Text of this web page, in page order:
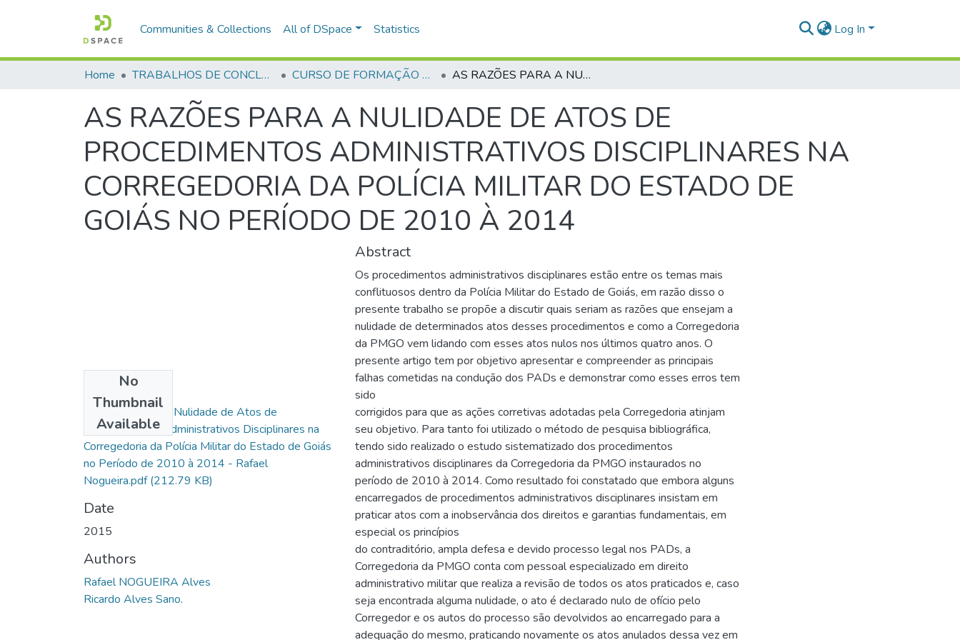
Communities & Collections All of DSpace Statistics Log In
Home TRABALHOS DE CONCLUSÃO DE CURSO - CFO (CURSO DE FORMAÇÃO DE OFICIAIS) CURSO DE FORMAÇÃO DE OFICIAIS - 42ª TURMA CFO – ASPIRANTES - 2015 AS RAZÕES PARA A NULIDADE DE ATOS DE PROCEDIMENTOS ADMINISTRATIVOS DISCIPLINARES NA CORREGEDORIA DA POLÍCIA MILITAR DO ESTADO DE GOIÁS NO PERÍODO DE 2010 À 2014
AS RAZÕES PARA A NULIDADE DE ATOS DE
PROCEDIMENTOS ADMINISTRATIVOS DISCIPLINARES NA
CORREGEDORIA DA POLÍCIA MILITAR DO ESTADO DE
GOIÁS NO PERÍODO DE 2010 À 2014
No
Thumbnail
Available
As Razões para a Nulidade de Atos de
Procedimentos Administrativos Disciplinares na
Corregedoria da Polícia Militar do Estado de Goiás
no Período de 2010 à 2014 - Rafael
Nogueira.pdf(212.79 KB)
Date
2015
Authors
Rafael NOGUEIRA Alves
Ricardo Alves Sano.
Abstract
Os procedimentos administrativos disciplinares estão entre os temas mais
conflituosos dentro da Polícia Militar do Estado de Goiás, em razão disso o
presente trabalho se propõe a discutir quais seriam as razões que ensejam a
nulidade de determinados atos desses procedimentos e como a Corregedoria
da PMGO vem lidando com esses atos nulos nos últimos quatro anos. O
presente artigo tem por objetivo apresentar e compreender as principais
falhas cometidas na condução dos PADs e demonstrar como esses erros tem
sido
corrigidos para que as ações corretivas adotadas pela Corregedoria atinjam
seu objetivo. Para tanto foi utilizado o método de pesquisa bibliográfica,
tendo sido realizado o estudo sistematizado dos procedimentos
administrativos disciplinares da Corregedoria da PMGO instaurados no
período de 2010 à 2014. Como resultado foi constatado que embora alguns
encarregados de procedimentos administrativos disciplinares insistam em
praticar atos com a inobservância dos direitos e garantias fundamentais, em
especial os princípios
do contraditório, ampla defesa e devido processo legal nos PADs, a
Corregedoria da PMGO conta com pessoal especializado em direito
administrativo militar que realiza a revisão de todos os atos praticados e, caso
seja encontrada alguma nulidade, o ato é declarado nulo de ofício pelo
Corregedor e os autos do processo são devolvidos ao encarregado para a
adequação do mesmo, praticando novamente os atos anulados dessa vez em